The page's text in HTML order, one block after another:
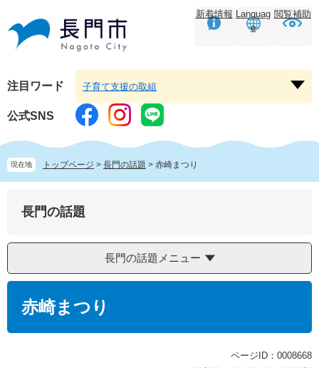
頭
す。
飛
し
本
文
へ
新着情報 Languag
e
閲覧補助
注目ワード
ー
子育て支援の取組
公式SNS
現在地 トップページ > 長門の話題 > 赤崎まつり
長門の話題
長門の話題メニュー
赤崎まつり
ページID：0008668